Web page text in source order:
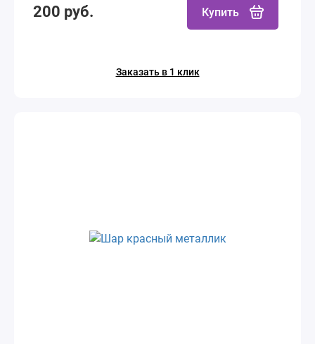
200 руб. Купить
Заказать в 1 клик